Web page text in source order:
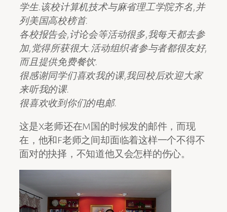
学生.该校计算机技术与麻省理工学院齐名,并
列美国高校榜首.
各校报告会,讨论会等活动很多,我每天都去参
加,觉得所获很大.活动组织者参与者都很友好,
而且提供免费餐饮.
很感谢同学们喜欢我的课,我回校后欢迎大家
来听我的课.
很喜欢收到你们的电邮.
这是X老师还在M国的时候发的邮件，而现
在，他和F老师之间却面临着这样一个不得不
面对的抉择，不知道他又会怎样的伤心。